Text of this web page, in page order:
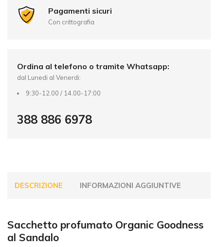
Pagamenti sicuri
Con crittografia
Ordina al telefono o tramite Whatsapp:
dal Lunedi al Venerdi:
9:30-12.00 / 14.00-17:00
388 886 6978
DESCRIZIONE INFORMAZIONI AGGIUNTIVE
Sacchetto profumato Organic Goodness
al Sandalo